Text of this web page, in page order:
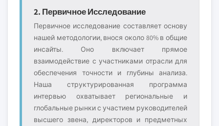
2. Первичное Исследование
Первичное исследование составляет основу
нашей методологии, внося около 80% в общие
инсайты. Оно включает прямое
взаимодействие с участниками отрасли для
обеспечения точности и глубины анализа.
Наша структурированная программа
интервью охватывает региональные и
глобальные рынки с участием руководителей
высшего звена, директоров и предметных